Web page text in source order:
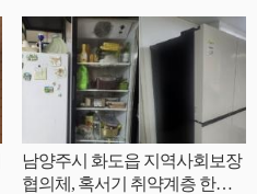
남양주시 화도읍 지역사회보장
협의체, 혹서기 취약계층 한부